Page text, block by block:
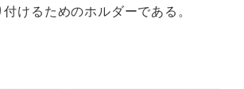
けるためのホルダーである。